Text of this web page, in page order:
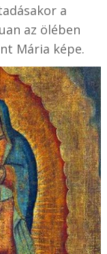
a
az ölében
Mária képe.